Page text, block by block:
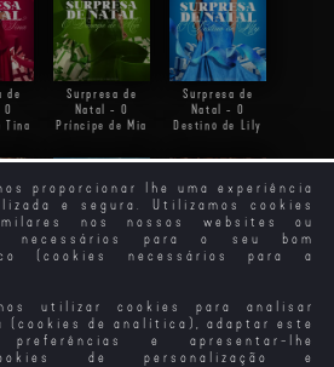
proporcionar lhe uma experiência
e segura. Utilizamos cookies
nos nossos websites ou
necessários para o seu bom
(cookies necessários para a
utilizar cookies para analisar
(cookies de analítica), adaptar este
e apresentar-lhe
de personalização e
de
Tina
Surpresa de
Natal - O
Príncipe de Mia
Surpresa de
Natal - O
Destino de Lily
de
Natal na Quinta
das Alpacas
Ao Som do
Country no
Natal